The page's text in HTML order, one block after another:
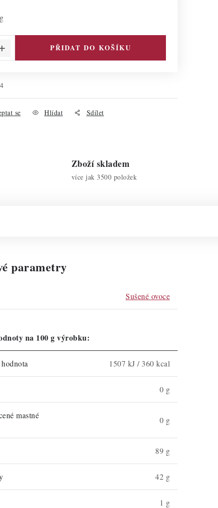
PŘIDAT DO KOŠÍKU
se Hlídat Sdílet
Zboží skladem
více jak 3500 položek
parametry
Sušené ovoce
na 100 g výrobku:
1507 kJ / 360 kcal
0 g
mastné
0 g
89 g
42 g
1 g